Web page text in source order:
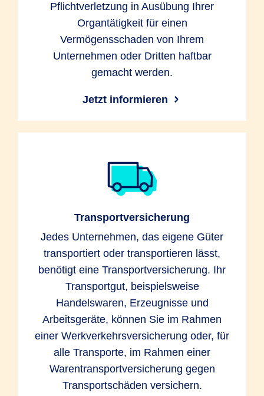
Pflichtverletzung in Ausübung Ihrer
Organtätigkeit für einen
Vermögensschaden von Ihrem
Unternehmen oder Dritten haftbar
gemacht werden.
Jetzt informieren
Transportversicherung
Jedes Unternehmen, das eigene Güter
transportiert oder transportieren lässt,
benötigt eine Transportversicherung. Ihr
Transportgut, beispielsweise
Handelswaren, Erzeugnisse und
Arbeitsgeräte, können Sie im Rahmen
einer Werkverkehrsversicherung oder, für
alle Transporte, im Rahmen einer
Warentransportversicherung gegen
Transportschäden versichern.